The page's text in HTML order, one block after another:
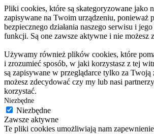
Pliki cookies, które są skategoryzowane jako
zapisywane na Twoim urządzeniu, ponieważ
bezpiecznego działania naszego serwisu i
funkcji. Są one zawsze aktywne i nie możesz
Używamy również plików cookies, które
i zrozumieć sposób, w jaki korzystasz z tej
są zapisywane w przeglądarce tylko za Twoją
możesz zdecydować czy my lub nasi
korzystać.
Niezbędne
Niezbędne
Zawsze aktywne
Te pliki cookies umożliwiają nam